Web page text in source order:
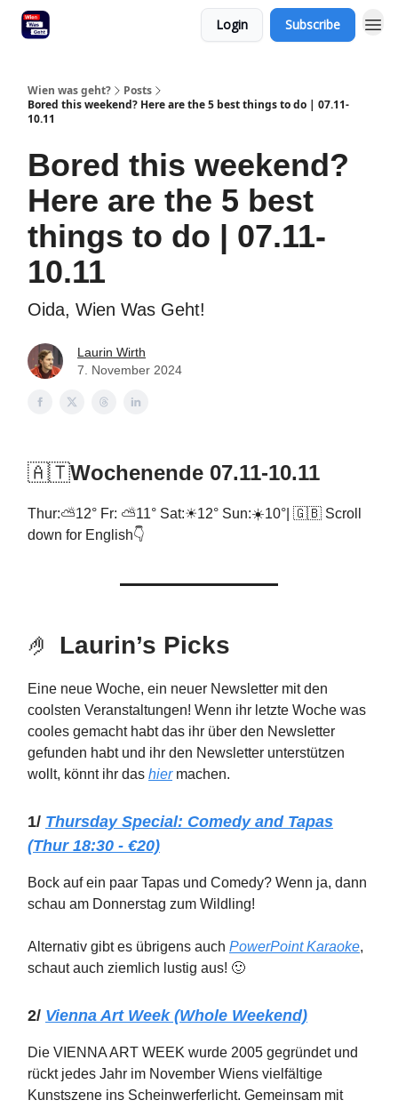
Login Subscribe
Wien was geht?
Posts
Bored this weekend? Here are the 5 best things to do | 07.11-
10.11
Bored this weekend?
Here are the 5 best
things to do | 07.11-
10.11
Oida, Wien Was Geht!
Laurin Wirth
7. November 2024
🇦🇹Wochenende 07.11-10.11
Thur:⛅12° Fr: ⛅11° Sat:☀12° Sun:☀️10°| 🇬🇧 Scroll
down for English👇
🤌 Laurin’s Picks
Eine neue Woche, ein neuer Newsletter mit den
coolsten Veranstaltungen! Wenn ihr letzte Woche was
cooles gemacht habt das ihr über den Newsletter
gefunden habt und ihr den Newsletter unterstützen
wollt, könnt ihr das hiermachen.
1/ Thursday Special: Comedy and Tapas
(Thur 18:30 - €20)
Bock auf ein paar Tapas und Comedy? Wenn ja, dann
schau am Donnerstag zum Wildling!
Alternativ gibt es übrigens auch PowerPoint Karaoke,
schaut auch ziemlich lustig aus! 🙂
2/ Vienna Art Week (Whole Weekend)
Die VIENNA ART WEEK wurde 2005 gegründet und
rückt jedes Jahr im November Wiens vielfältige
Kunstszene ins Scheinwerferlicht. Gemeinsam mit